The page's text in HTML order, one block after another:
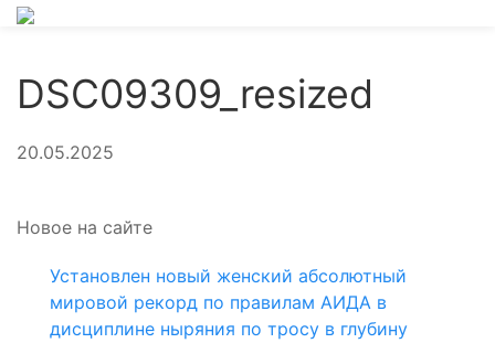
DSC09309_resized
20.05.2025
Новое на сайте
Установлен новый женский абсолютный
мировой рекорд по правилам АИДА в
дисциплине ныряния по тросу в глубину